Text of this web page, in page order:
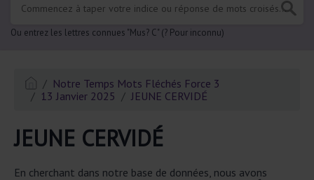
Ou entrez les lettres connues "Mus? C" (? Pour inconnu)
Notre Temps Mots Fléchés Force 3
13 Janvier 2025
JEUNE CERVIDÉ
JEUNE CERVIDÉ
En cherchant dans notre base de données, nous avons